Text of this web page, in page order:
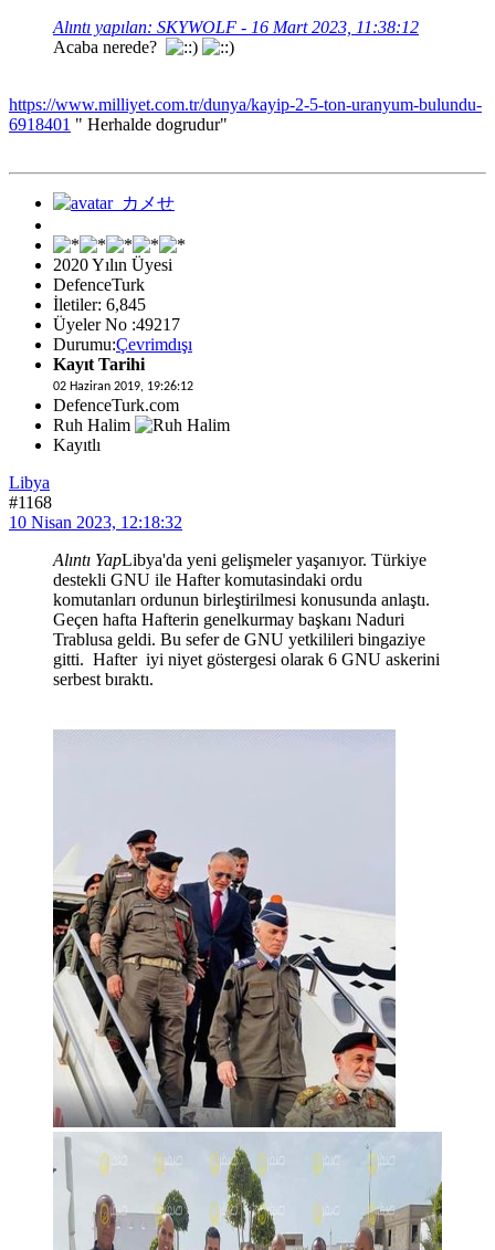
Alıntı yapılan: SKYWOLF - 16 Mart 2023, 11:38:12
Acaba nerede?
https://www.milliyet.com.tr/dunya/kayip-2-5-ton-uranyum-bulundu-
6918401 " Herhalde dogrudur"
2020 Yılın Üyesi
DefenceTurk
İletiler: 6,845
Üyeler No :49217
Durumu:Çevrimdışı
Kayıt Tarihi
02 Haziran 2019, 19:26:12
DefenceTurk.com
Ruh Halim
Kayıtlı
Libya
#1168
10 Nisan 2023, 12:18:32
Alıntı YapLibya'da yeni gelişmeler yaşanıyor. Türkiye
destekli GNU ile Hafter komutasindaki ordu
komutanları ordunun birleştirilmesi konusunda anlaştı.
Geçen hafta Hafterin genelkurmay başkanı Naduri
Trablusa geldi. Bu sefer de GNU yetkilileri bingaziye
gitti. Hafter iyi niyet göstergesi olarak 6 GNU askerini
serbest bıraktı.